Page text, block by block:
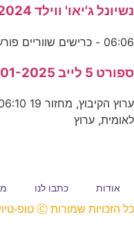
נשיונל ג'יאו' ווילד 28-07-2024
06:06 - כרישים שווריים פורעי חוק 07:09 - מאבק פראי - פרק 9
ספורט 5 לייב 18-01-2025
לאומית, ערוץ
אודות כתבו לנו
כל הזכויות שמורות Ⓒ טופ-טיוי